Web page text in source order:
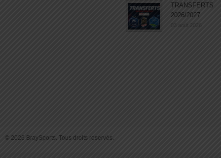
TRANSFERTS
2026/2027
03 août 2026
© 2026 BraySports. Tous droits reservés.